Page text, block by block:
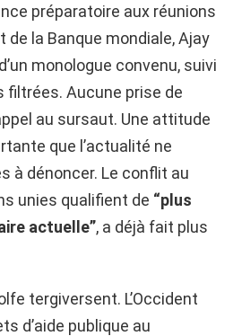
préparatoire aux réunions
de la Banque mondiale, Ajay
monologue convenu, suivi
filtrées. Aucune prise de
au sursaut. Une attitude
que l’actualité ne
à dénoncer. Le conflit au
unies qualifient de “plus
actuelle”, a déjà fait plus
tergiversent. L’Occident
d’aide publique au